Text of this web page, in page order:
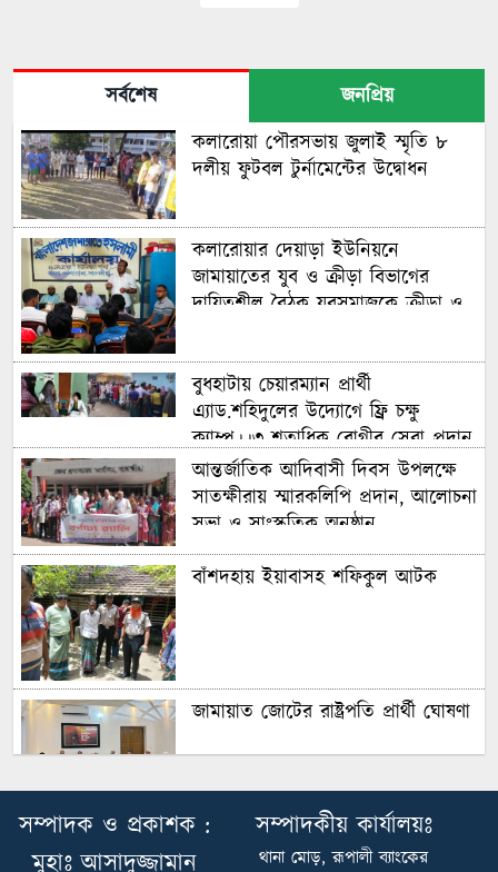
সর্বশেষ
জনপ্রিয়
কলারোয়া পৌরসভায় জুলাই স্মৃতি ৮
দলীয় ফুটবল টুর্নামেন্টের উদ্বোধন
কলারোয়ার দেয়াড়া ইউনিয়নে
জামায়াতের যুব ও ক্রীড়া বিভাগের
দায়িত্বশীল বৈঠক যুবসমাজকে ক্রীড়া ও
করার আহ্বান
বুধহাটায় চেয়ারম্যান প্রার্থী
এ্যাড.শহিদুলের উদ্যোগে ফ্রি চক্ষু
ক্যাম্প।।৩ শতাধিক রোগীর সেবা প্রদান
আন্তর্জাতিক আদিবাসী দিবস উপলক্ষে
সাতক্ষীরায় স্মারকলিপি প্রদান, আলোচনা
সভা ও সাংস্কৃতিক অনুষ্ঠান
বাঁশদহায় ইয়াবাসহ শফিকুল আটক
জামায়াত জোটের রাষ্ট্রপতি প্রার্থী ঘোষণা
দেবহাটায় কবি কাজী নজরুল ইসলামের
মৃত্যু বার্ষিকী উপলক্ষে প্রস্তুতি মূলক সভা
সম্পাদক ও প্রকাশক :
মুহাঃ আসাদুজ্জামান
সম্পাদকীয় কার্যালয়ঃ
থানা মোড়, রূপালী ব্যাংকের